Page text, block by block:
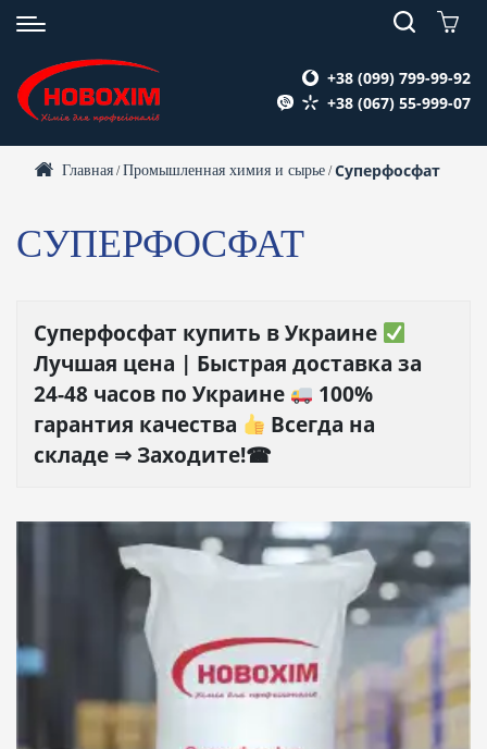
+38 (099) 799-99-92
+38 (067) 55-999-07
Главная /Промышленная химия и сырье /Суперфосфат
СУПЕРФОСФАТ
Суперфосфат купить в Украине
Лучшая цена | Быстрая доставка за
24-48 часов по Украине
100%
гарантия качества
Всегда на
складе ⇒ Заходите!☎